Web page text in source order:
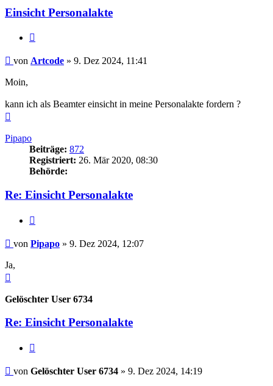
Einsicht Personalakte
Beitrag
von Artcode » 9. Dez 2024, 11:41
Moin,
kann ich als Beamter einsicht in meine Personalakte fordern ?
Pipapo
Beiträge: 872
Registriert: 26. Mär 2020, 08:30
Behörde:
Re: Einsicht Personalakte
Beitrag
von Pipapo » 9. Dez 2024, 12:07
Ja,
Gelöschter User 6734
Re: Einsicht Personalakte
Beitrag
von Gelöschter User 6734 » 9. Dez 2024, 14:19